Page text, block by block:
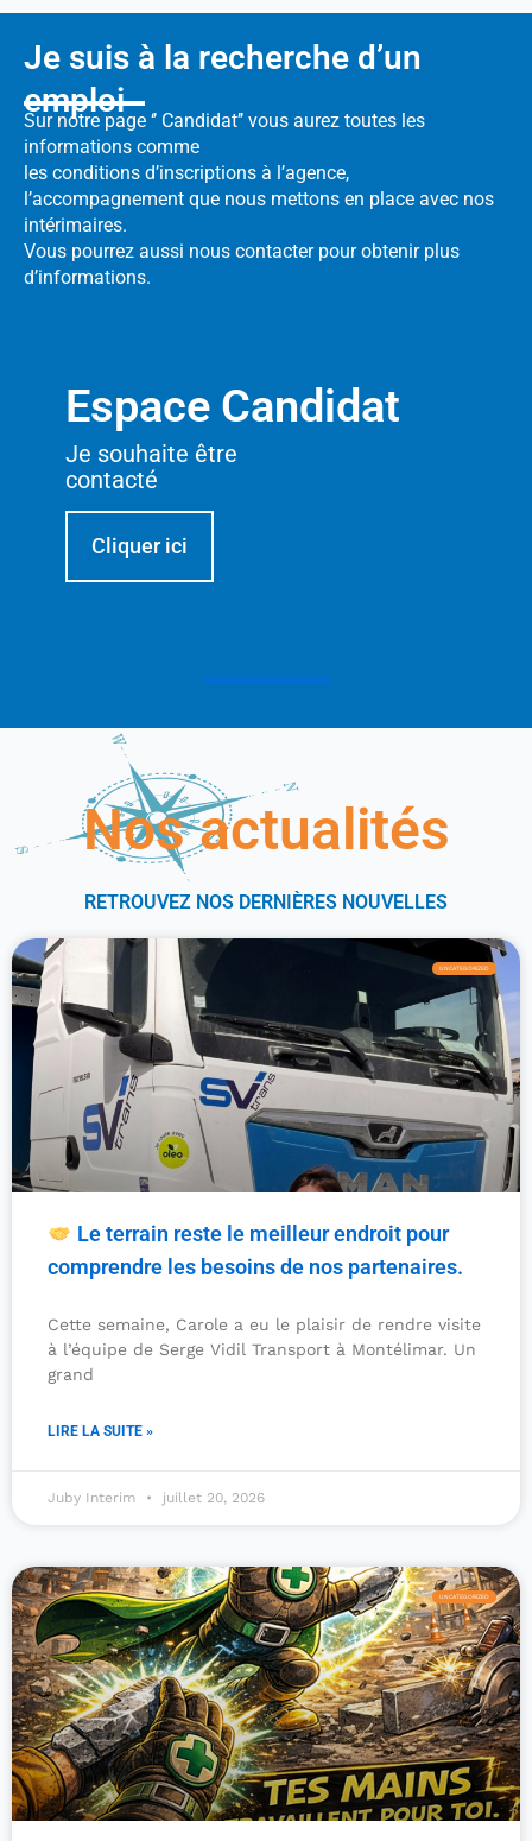
Je suis à la recherche d’un
emploi
Sur notre page ‘’ Candidat’’ vous aurez toutes les
informations comme
les conditions d’inscriptions à l’agence,
l’accompagnement que nous mettons en place avec nos
intérimaires.
Vous pourrez aussi nous contacter pour obtenir plus
d’informations.
Espace Candidat
Je souhaite être
contacté
Cliquer ici
Nos actualités
RETROUVEZ NOS DERNIÈRES NOUVELLES
UNCATEGORIZED
Le terrain reste le meilleur endroit pour
comprendre les besoins de nos partenaires.
Cette semaine, Carole a eu le plaisir de rendre visite
à l’équipe de Serge Vidil Transport à Montélimar. Un
grand
LIRE LA SUITE »
Juby Interim juillet 20, 2026
UNCATEGORIZED